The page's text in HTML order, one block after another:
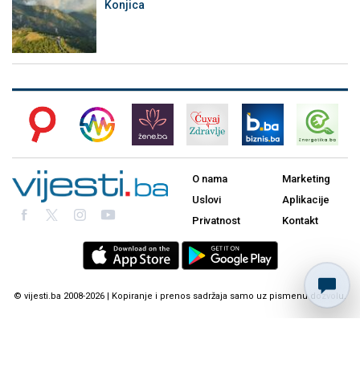
Konjica
O nama
Uslovi
Privatnost
Marketing
Aplikacije
Kontakt
© vijesti.ba 2008-2026 | Kopiranje i prenos sadržaja samo uz pismenu dozvolu.